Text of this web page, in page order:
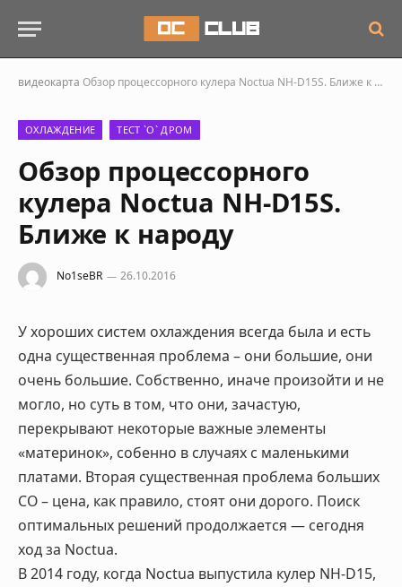
видеокарта Обзор процессорного кулера Noctua NH-D15S. Ближе к народу
ОХЛАЖДЕНИЕ ТЕСТ `О` ДРОМ
Обзор процессорного
кулера Noctua NH-D15S.
Ближе к народу
No1seBR 26.10.2016
У хороших систем охлаждения всегда была и есть
одна существенная проблема – они большие, они
очень большие. Собственно, иначе произойти и не
могло, но суть в том, что они, зачастую,
перекрывают некоторые важные элементы
«материнок», собенно в случаях с маленькими
платами. Вторая существенная проблема больших
СО – цена, как правило, стоят они дорого. Поиск
оптимальных решений продолжается — сегодня
ход за Noctua.
В 2014 году, когда Noctua выпустила кулер NH-D15,